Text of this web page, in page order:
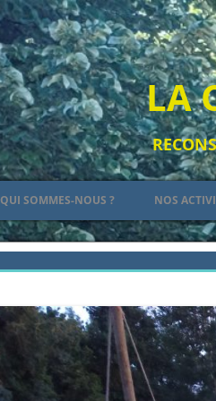
LA
QUI SOMMES-NOUS ?
PETIT RÉSUMÉ DE L’HISTOIRE DES
NOS
LE CAMP
L’ART
LES ARMES